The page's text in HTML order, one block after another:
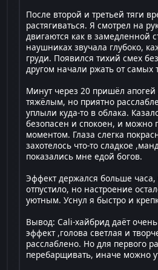
После второй и третьей тяги
растягиваться. Я смотрел на
двигаются как в замедленной
наушниках звучала глубоко,
груди. Появился тихий смех
другом начали ржать от самых
Минут через 20 пришёл апогей
тяжёлым, но приятно
уплыли куда-то в облака.
безопасен и спокоен, и можно
моментом. Глаза слегка
захотелось что-то сладкое
показались мне едой богов.
Эффект держался больше часа,
отпустило, но настроение
уютным. Уснул я быстро и
Вывод: Cali-хайбрид даёт
эффект ,голова светлая и
расслаблено. Но для первого
перебарщивать, иначе можно